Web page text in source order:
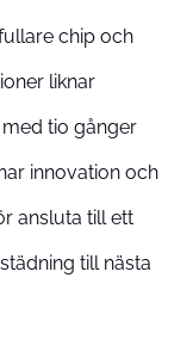
chip och
liknar
tio gånger
innovation och
ansluta till ett
till nästa